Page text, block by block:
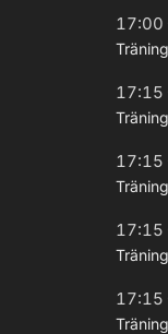
17:00
Träning
17:15
Träning
17:15
Träning
17:15
Träning
17:15
Träning